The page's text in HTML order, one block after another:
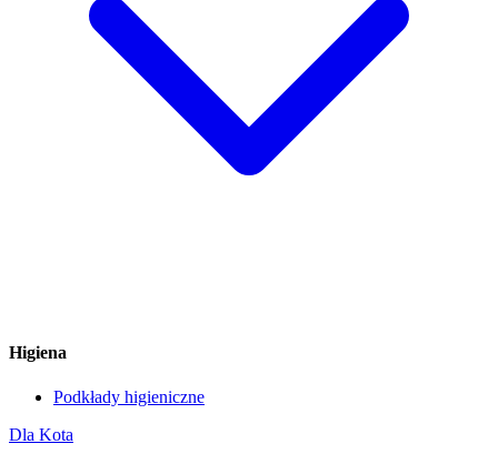
Higiena
Podkłady higieniczne
Dla Kota